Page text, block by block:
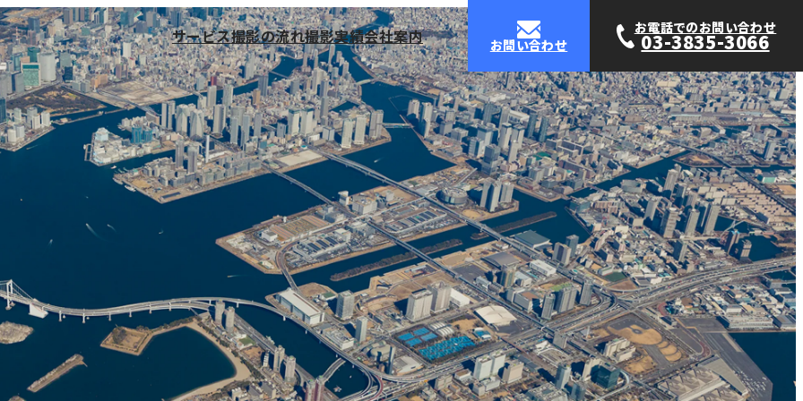
サービス撮影の流れ撮影実績会社案内 お問い合わせ
お電話でのお問い合わせ
03-3835-3066